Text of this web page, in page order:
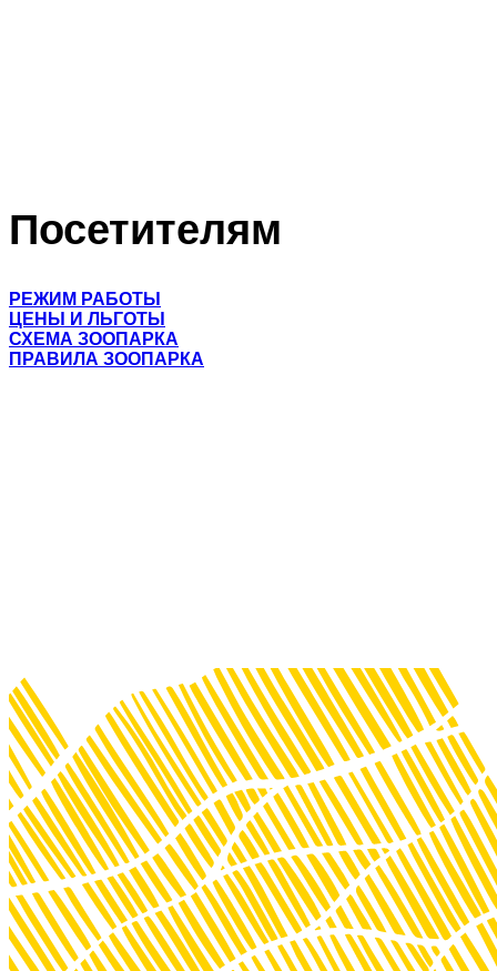
Посетителям
РЕЖИМ РАБОТЫ
ЦЕНЫ И ЛЬГОТЫ
СХЕМА ЗООПАРКА
ПРАВИЛА ЗООПАРКА